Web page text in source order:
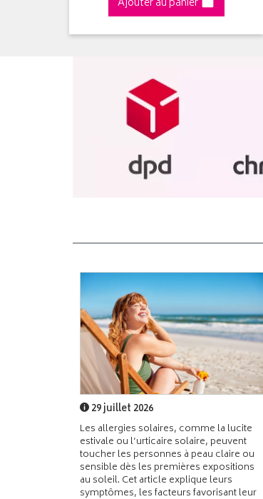
29 juillet 2026
Les allergies solaires, comme la lucite
estivale ou l’urticaire solaire, peuvent
toucher les personnes à peau claire ou
sensible dès les premières expositions
au soleil. Cet article explique leurs
symptômes, les facteurs favorisant leur